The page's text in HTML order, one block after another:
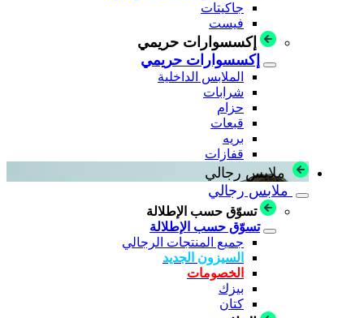
جاكيتات
فيست
إكسسوارات حريمي
إكسسوارات حريمي
الملابس الداخلية
شرابات
حزام
قبعات
بريه
قفازات
ملابس رجالي
ملابس رجالي
تسوّق حسب الإطلالة
تسوّق حسب الإطلالة
جميع المنتجات الرجالي
السيزون الجديد
الخصومات
بيزك
كتان